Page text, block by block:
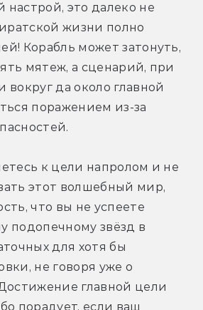
это далеко не
жизни полно
Корабль может затонуть,
мятеж, а сценарий, при
вокруг да около главной
поражением из-за
к цели напролом и не
этот волшебный мир,
что вы не успеете
подопечному звёзд в
для хотя бы
не говоря уже о
главной цели
порадует, если ваш